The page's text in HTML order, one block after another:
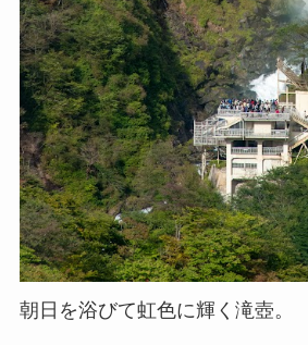
朝日を浴びて虹色に輝く滝壺。